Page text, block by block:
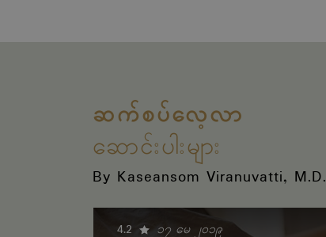
ဆက်စပ်လေ့လာ
ဆောင်းပါးများ
By Kaseansom Viranuvatti, M.D.
4.2
၁၇ မေ ၂၀၁၉